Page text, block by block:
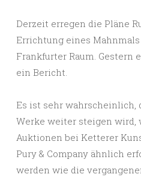
Derzeit erregen die Pläne
Errichtung eines
Frankfurter Raum. Gestern
ein Bericht.
Es ist sehr wahrscheinlich,
Werke weiter steigen wird,
Auktionen bei Ketterer
Pury & Company ähnlich
werden wie die